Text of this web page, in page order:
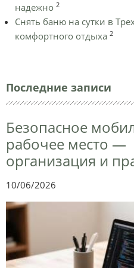
надежно 2
Снять баню на сутки в
комфортного отдыха 2
Последние записи
Безопасное
рабочее место —
организация и
10/06/2026